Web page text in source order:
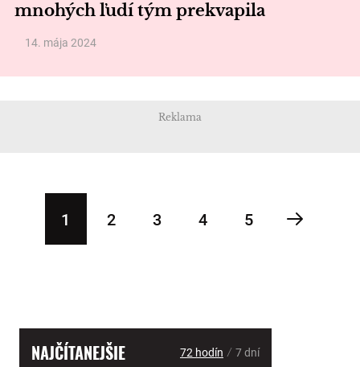
mnohých ľudí tým prekvapila
14. mája 2024
Reklama
1 2 3 4 5
NAJČÍTANEJŠIE 72 hodín / 7 dní